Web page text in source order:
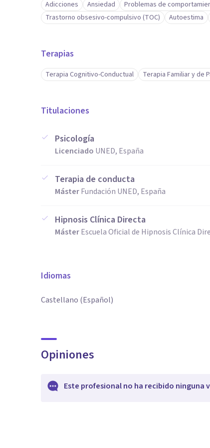
Adicciones Ansiedad Problemas de
Trastorno obsesivo-compulsivo (TOC)
Autoestima
Terapias
Terapia Cognitivo-Conductual Terapia Familiar y de
Titulaciones
Psicología
Licenciado UNED, España
Terapia de conducta
MásterFundación UNED, España
Hipnosis Clínica Directa
MásterEscuela Oficial de Hipnosis Clínica
Idiomas
Castellano (Español)
Opiniones
Este profesional no ha recibido ninguna